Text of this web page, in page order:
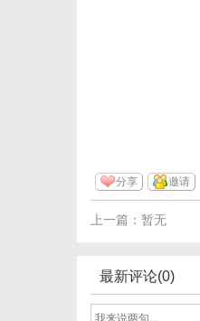
分享 邀请
上一篇：暂无
最新评论(0)